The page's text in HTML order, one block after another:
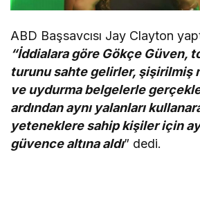
ABD Başsavcısı Jay Clayton
“İddialara göre Gökçe Güven,
turunu sahte gelirler, şişirilmiş
ve uydurma belgelerle
ardından aynı yalanları
yeteneklere sahip kişiler için
güvence altına aldı” dedi.